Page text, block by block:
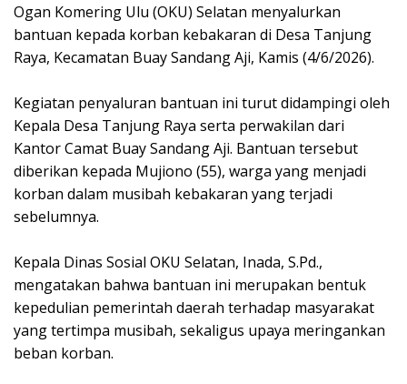
Ogan Komering Ulu (OKU) Selatan menyalurkan
bantuan kepada korban kebakaran di Desa Tanjung
Raya, Kecamatan Buay Sandang Aji, Kamis (4/6/2026).
Kegiatan penyaluran bantuan ini turut didampingi oleh
Kepala Desa Tanjung Raya serta perwakilan dari
Kantor Camat Buay Sandang Aji. Bantuan tersebut
diberikan kepada Mujiono (55), warga yang menjadi
korban dalam musibah kebakaran yang terjadi
sebelumnya.
Kepala Dinas Sosial OKU Selatan, Inada, S.Pd.,
mengatakan bahwa bantuan ini merupakan bentuk
kepedulian pemerintah daerah terhadap masyarakat
yang tertimpa musibah, sekaligus upaya meringankan
beban korban.